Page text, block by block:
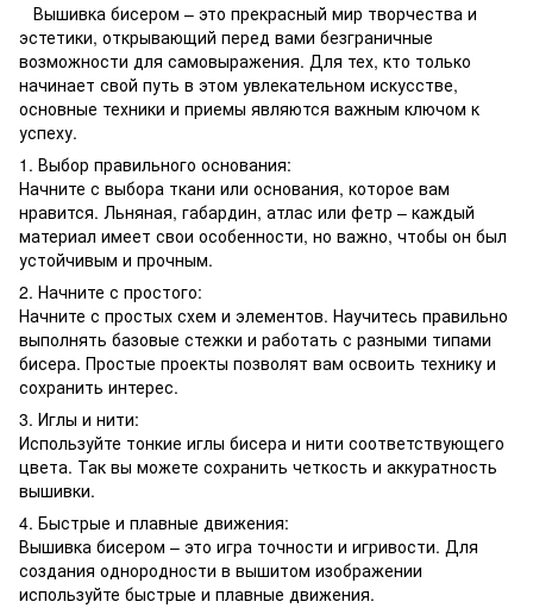
Вышивка бисером – это прекрасный мир творчества и
эстетики, открывающий перед вами безграничные
возможности для самовыражения. Для тех, кто только
начинает свой путь в этом увлекательном искусстве,
основные техники и приемы являются важным ключом к
успеху.
1. Выбор правильного основания:
Начните с выбора ткани или основания, которое вам
нравится. Льняная, габардин, атлас или фетр – каждый
материал имеет свои особенности, но важно, чтобы он был
устойчивым и прочным.
2. Начните с простого:
Начните с простых схем и элементов. Научитесь правильно
выполнять базовые стежки и работать с разными типами
бисера. Простые проекты позволят вам освоить технику и
сохранить интерес.
3. Иглы и нити:
Используйте тонкие иглы бисера и нити соответствующего
цвета. Так вы можете сохранить четкость и аккуратность
вышивки.
4. Быстрые и плавные движения:
Вышивка бисером – это игра точности и игривости. Для
создания однородности в вышитом изображении
используйте быстрые и плавные движения.